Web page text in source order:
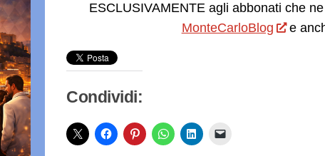
ESCLUSIVAMENTE agli abbonati che
MonteCarloBlog
e
Condividi: